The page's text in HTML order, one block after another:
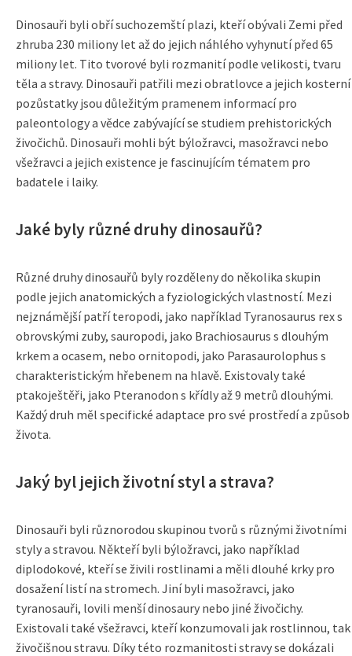
Dinosauři byli obří suchozemští plazi, kteří obývali Zemi před
zhruba 230 miliony let až do jejich náhlého vyhynutí před 65
miliony let. Tito tvorové byli rozmanití podle velikosti, tvaru
těla a stravy. Dinosauři patřili mezi obratlovce a jejich kosterní
pozůstatky jsou důležitým pramenem informací pro
paleontology a vědce zabývající se studiem prehistorických
živočichů. Dinosauři mohli být býložravci, masožravci nebo
všežravci a jejich existence je fascinujícím tématem pro
badatele i laiky.
Jaké byly různé druhy dinosauřů?
Různé druhy dinosauřů byly rozděleny do několika skupin
podle jejich anatomických a fyziologických vlastností. Mezi
nejznámější patří teropodi, jako například Tyranosaurus rex s
obrovskými zuby, sauropodi, jako Brachiosaurus s dlouhým
krkem a ocasem, nebo ornitopodi, jako Parasaurolophus s
charakteristickým hřebenem na hlavě. Existovaly také
ptakoještěři, jako Pteranodon s křídly až 9 metrů dlouhými.
Každý druh měl specifické adaptace pro své prostředí a způsob
života.
Jaký byl jejich životní styl a strava?
Dinosauři byli různorodou skupinou tvorů s různými životními
styly a stravou. Někteří byli býložravci, jako například
diplodokové, kteří se živili rostlinami a měli dlouhé krky pro
dosažení listí na stromech. Jiní byli masožravci, jako
tyranosauři, lovili menší dinosaury nebo jiné živočichy.
Existovali také všežravci, kteří konzumovali jak rostlinnou, tak
živočišnou stravu. Díky této rozmanitosti stravy se dokázali